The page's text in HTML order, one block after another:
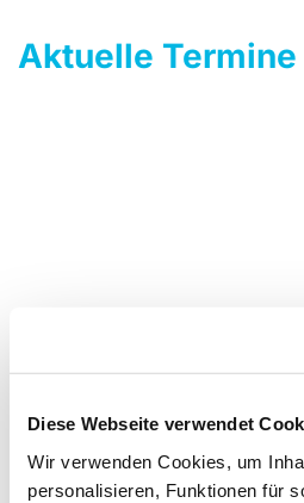
Diese Webseite verwendet
Wir verwenden Cookies, um
personalisieren, Funktionen für
Aktuelle Termine